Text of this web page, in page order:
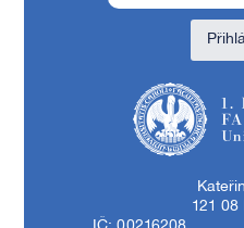
121 08